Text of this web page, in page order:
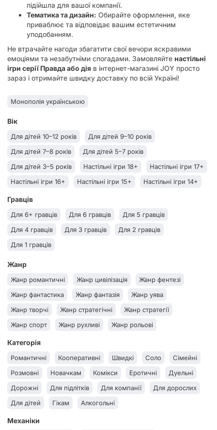
підійшла для вашої компанії.
Тематика та дизайн: Обирайте оформлення, яке
приваблює та відповідає вашим естетичним
уподобанням.
Не втрачайте нагоди збагатити свої вечори яскравими
емоціями та незабутніми спогадами. Замовляйте настільні
ігри серії Правда або дія в інтернет-магазині JOY просто
зараз і отримайте швидку доставку по всій Україні!
Монополія українською
Вік
Для дітей 10–12 років
Для дітей 9–10 років
Для дітей 7–8 років
Для дітей 5–7 років
Для дітей 3–5 років
Настільні ігри 18+
Настільні ігри 17+
Настільні ігри 16+
Настільні ігри 15+
Настільні ігри 14+
Настільні ігри 13+
Настільні ігри 10+
Настільні ігри 9+
Настільні ігри 8+
Настільні ігри 7+
Настільні ігри 6+
Настільні ігри 5+
Настільні ігри 4+
Гравців
Для 6+ гравців Для 6 гравців
Для 5 гравців
Для 4 гравців
Для 3 гравців
Для 2 гравців
Для 1 гравців
Жанр
Жанр романтичні Жанр цивілізація
Жанр фентезі
Жанр фантастика
Жанр фантазія
Жанр уява
Жанр творчі
Жанр стратегічні
Жанр стратегії
Жанр спорт
Жанр рухливі
Жанр рольові
Жанр розмовні
Жанр психологічні
Жанр прості правила
Жанр пригоди
Жанр постапокаліпсис
Жанр один проти всіх
Жанр навчальні
Жанр на удачу
Жанр на спритність
Жанр на кубиках
Жанр мафія
Категорія
Романтичні Кооперативні Швидкі Соло
Сімейні
Розмовні
Новачкам Комікси Еротичні
Дуельні
Дорожні
Для підлітків Для компанії
Для дорослих
Для дітей
Гікам Алкогольні
Механіки